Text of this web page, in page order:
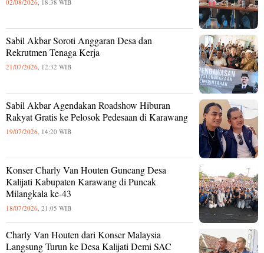
02/08/2026, 18:38 WIB
Sabil Akbar Soroti Anggaran Desa dan
Rekrutmen Tenaga Kerja
21/07/2026, 12:32 WIB
Sabil Akbar Agendakan Roadshow Hiburan
Rakyat Gratis ke Pelosok Pedesaan di Karawang
19/07/2026, 14:20 WIB
Konser Charly Van Houten Guncang Desa
Kalijati Kabupaten Karawang di Puncak
Milangkala ke-43
18/07/2026, 21:05 WIB
Charly Van Houten dari Konser Malaysia
Langsung Turun ke Desa Kalijati Demi SAC